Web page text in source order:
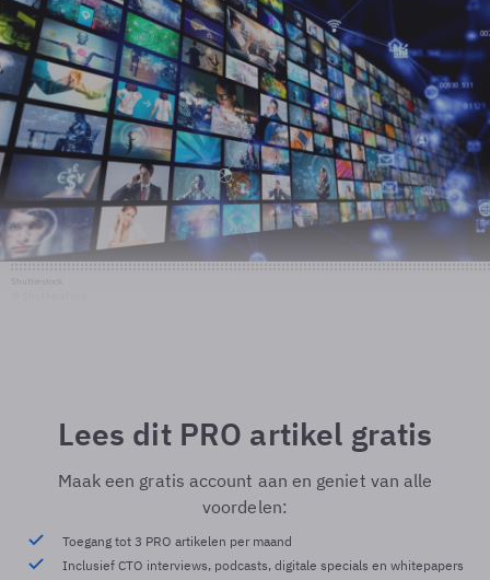
Lees dit PRO artikel gratis
Maak een gratis account aan en geniet van alle
voordelen:
Toegang tot 3 PRO artikelen per maand
Inclusief CTO interviews, podcasts, digitale specials en whitepapers